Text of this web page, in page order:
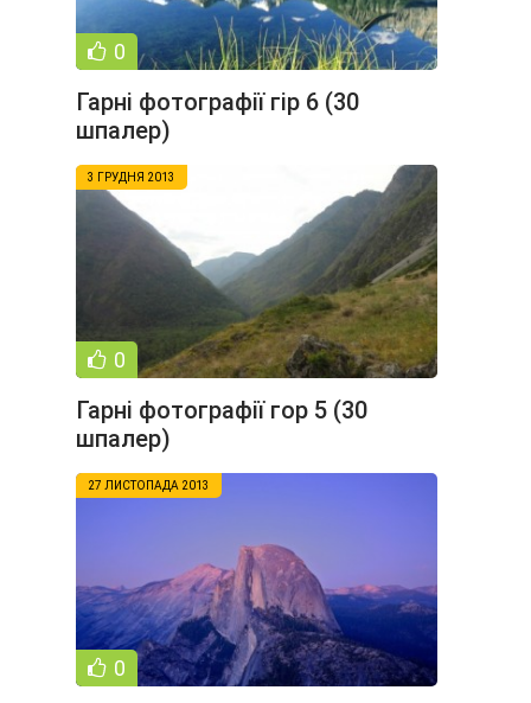
0
Гарні фотографії гір 6 (30
шпалер)
3 ГРУДНЯ 2013
0
Гарні фотографії гор 5 (30
шпалер)
27 ЛИСТОПАДА 2013
0